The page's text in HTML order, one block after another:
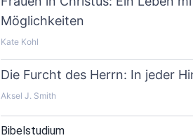
Möglichkeiten
Kate Kohl
Die Furcht des Herrn: In jeder
Aksel J. Smith
Bibelstudium